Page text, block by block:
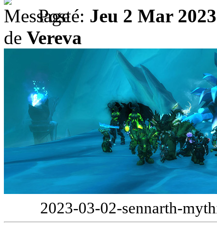
Posté: Jeu 2 Mar
de Vereva
2023-03-02-sennarth-